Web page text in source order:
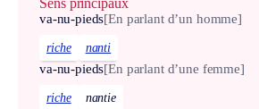
Sens principaux
va-nu-pieds[En parlant d’un homme]
riche nanti
va-nu-pieds[En parlant d’une femme]
riche nantie